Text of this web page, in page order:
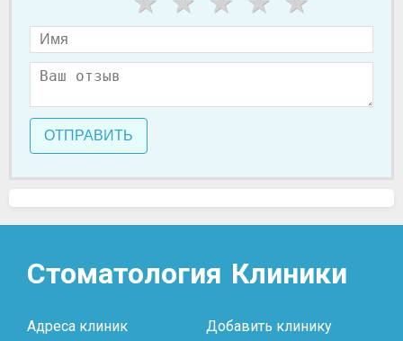
ОТПРАВИТЬ
Стоматология Клиники
Адреса клиник Добавить клинику